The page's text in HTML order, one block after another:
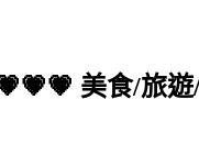
美食/旅